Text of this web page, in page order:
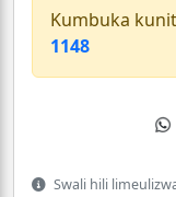
Kumbuka
1148
Swali hili